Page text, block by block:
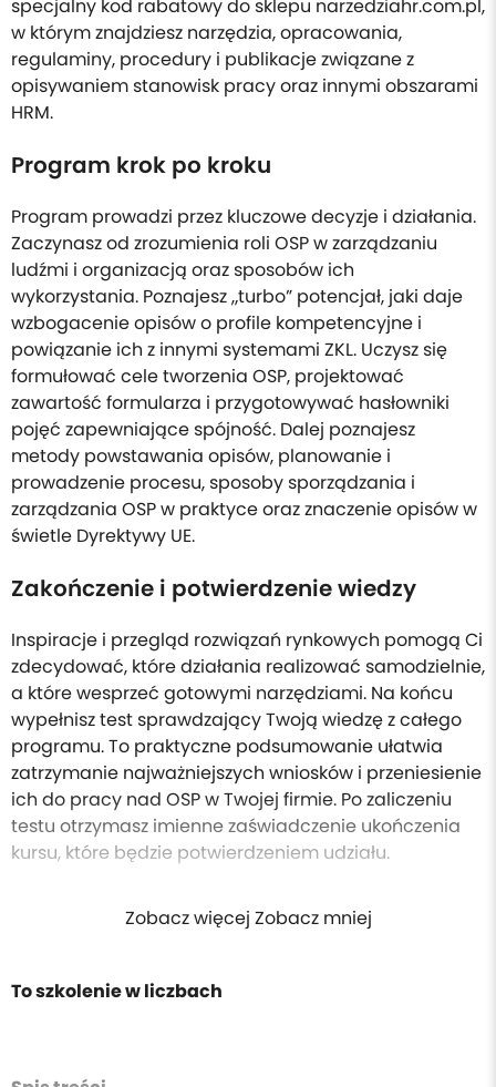
specjalny kod rabatowy do sklepu narzedziahr.com.pl,
w którym znajdziesz narzędzia, opracowania,
regulaminy, procedury i publikacje związane z
opisywaniem stanowisk pracy oraz innymi obszarami
HRM.
Program krok po kroku
Program prowadzi przez kluczowe decyzje i działania.
Zaczynasz od zrozumienia roli OSP w zarządzaniu
ludźmi i organizacją oraz sposobów ich
wykorzystania. Poznajesz „turbo” potencjał, jaki daje
wzbogacenie opisów o profile kompetencyjne i
powiązanie ich z innymi systemami ZKL. Uczysz się
formułować cele tworzenia OSP, projektować
zawartość formularza i przygotowywać hasłowniki
pojęć zapewniające spójność. Dalej poznajesz
metody powstawania opisów, planowanie i
prowadzenie procesu, sposoby sporządzania i
zarządzania OSP w praktyce oraz znaczenie opisów w
świetle Dyrektywy UE.
Zakończenie i potwierdzenie wiedzy
Inspiracje i przegląd rozwiązań rynkowych pomogą Ci
zdecydować, które działania realizować samodzielnie,
a które wesprzeć gotowymi narzędziami. Na końcu
wypełnisz test sprawdzający Twoją wiedzę z całego
programu. To praktyczne podsumowanie ułatwia
zatrzymanie najważniejszych wniosków i przeniesienie
ich do pracy nad OSP w Twojej firmie. Po zaliczeniu
testu otrzymasz imienne zaświadczenie ukończenia
kursu, które będzie potwierdzeniem udziału.
Zobacz więcej Zobacz mniej
To szkolenie w liczbach